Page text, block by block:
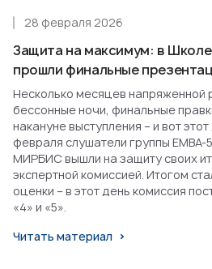
Защита на максимум: в
прошли финальные
28 февраля 2026
Несколько месяцев напряженной
бессонные ночи, финальные
накануне выступления – и вот
февраля слушатели группы
МИРБИС вышли на защиту своих
экспертной комиссией. Итогом
оценки – в этот день комиссия
«4» и «5».
Читать материал